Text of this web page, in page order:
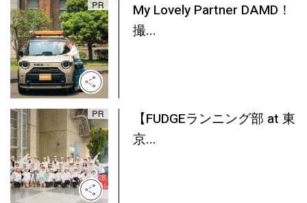
My Lovely Partner DAMD！
撮...
【FUDGEランニング部 at 東
京...